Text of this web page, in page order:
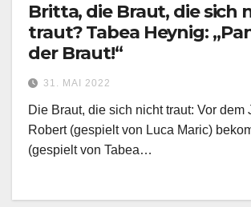
Britta, die Braut, die sich
traut? Tabea Heynig:
der Braut!“
31. MAI 2022
Die Braut, die sich nicht traut: Vor dem
Robert (gespielt von Luca Maric)
(gespielt von Tabea…